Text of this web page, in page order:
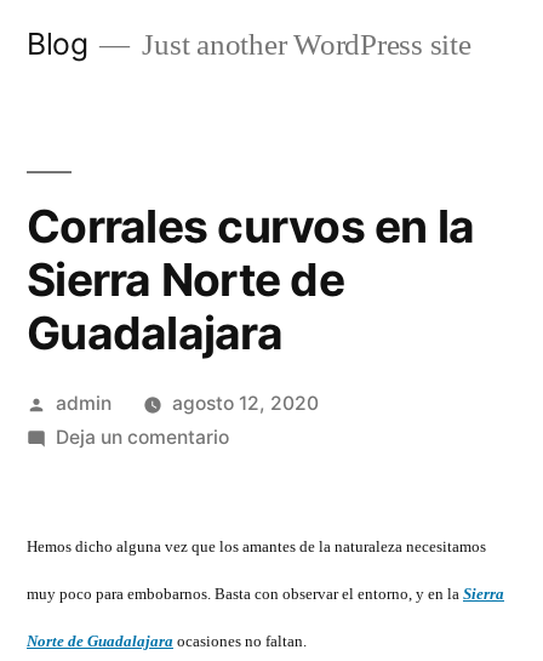
Blog Just another WordPress site
Corrales curvos en la
Sierra Norte de
Guadalajara
Publicado
por
admin
agosto 12, 2020
Deja un comentarioen
Sierra
Norte
Hemos dicho alguna vez que los amantes de la naturaleza necesitamos
muy poco para embobarnos. Basta con observar el entorno, y en laSierra
Norte de Guadalajaraocasiones no faltan.